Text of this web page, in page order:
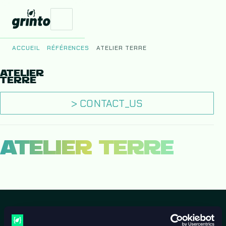
Vos Enjeux
Le Studio
ACCUEIL RÉFÉRENCES ATELIER TERRE
ATELIER
TERRE
> CONTACT_US
ATELIER TERRE